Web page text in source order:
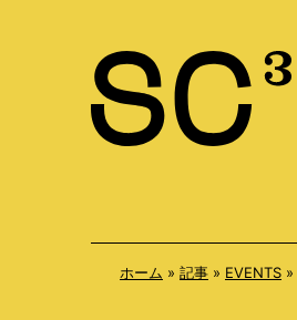
ホーム » 記事 » EVENTS »